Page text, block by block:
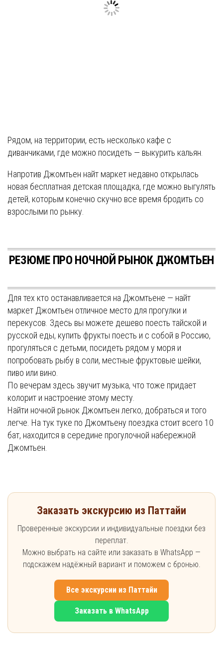
Рядом, на территории, есть несколько кафе с
диванчиками, где можно посидеть — выкурить кальян.
Напротив Джомтьен найт маркет недавно открылась
новая бесплатная детская площадка, где можно выгулять
детей, которым конечно скучно все время бродить со
взрослыми по рынку.
РЕЗЮМЕ ПРО НОЧНОЙ РЫНОК ДЖОМТЬЕН
Для тех кто останавливается на Джомтьене — найт
маркет Джомтьен отличное место для прогулки и
перекусов. Здесь вы можете дешево поесть тайской и
русской еды, купить фрукты поесть и с собой в Россию,
прогуляться с детьми, посидеть рядом у моря и
попробовать рыбу в соли, местные фруктовые шейки,
пиво или вино.
По вечерам здесь звучит музыка, что тоже придает
колорит и настроение этому месту.
Найти ночной рынок Джомтьен легко, добраться и того
легче. На тук туке по Джомтьену поездка стоит всего 10
бат, находится в середине прогулочной набережной
Джомтьен.
Заказать экскурсию из Паттайи
Проверенные экскурсии и индивидуальные поездки без
переплат.
Можно выбрать на сайте или заказать в WhatsApp —
подскажем надёжный вариант и поможем с бронью.
Все экскурсии из Паттайи
Заказать в WhatsApp